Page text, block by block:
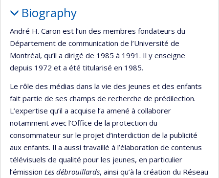
Biography
André H. Caron est l’un des membres fondateurs du
Département de communication de l’Université de
Montréal, qu’il a dirigé de 1985 à 1991. Il y enseigne
depuis 1972 et a été titularisé en 1985.
Le rôle des médias dans la vie des jeunes et des enfants
fait partie de ses champs de recherche de prédilection.
L’expertise qu’il a acquise l’a amené à collaborer
notamment avec l’Office de la protection du
consommateur sur le projet d’interdiction de la publicité
aux enfants. Il a aussi travaillé à l’élaboration de contenus
télévisuels de qualité pour les jeunes, en particulier
l’émission Les débrouillards, ainsi qu’à la création du Réseau